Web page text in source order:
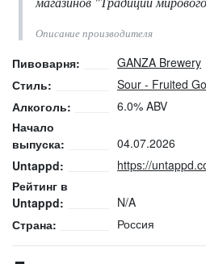
Описание производителя
Пивоварня:
GANZA Brewery
Стиль:
Sour - Fruited
Алкоголь:
6.0% ABV
Начало
выпуска:
04.07.2026
Untappd:
https://
Рейтинг в
Untappd:
N/A
Страна:
Россия